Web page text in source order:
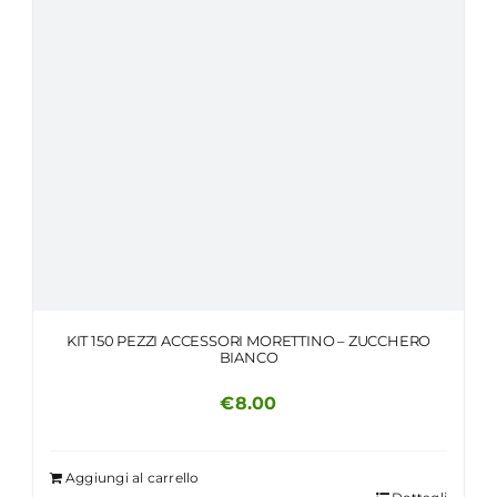
KIT 150 PEZZI ACCESSORI MORETTINO – ZUCCHERO
BIANCO
€8.00
Aggiungi al carrello